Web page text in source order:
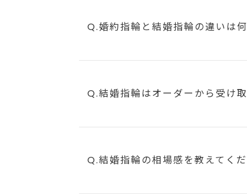
Q.婚約指輪と結婚指輪の違いは
Q.結婚指輪はオーダーから受け
Q.結婚指輪の相場感を教えてくだ